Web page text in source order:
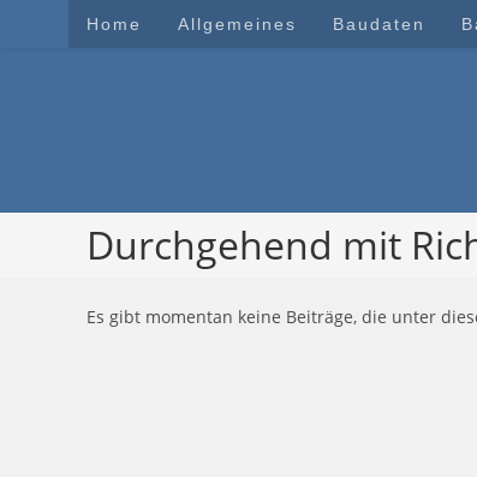
Home Allgemeines Baudaten
Durchgehend mit
Es gibt momentan keine Beiträge, die unter